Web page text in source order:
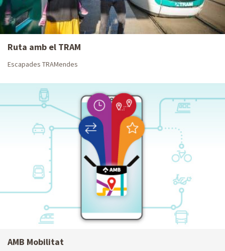
Ruta amb el TRAM
Escapades TRAMendes
AMB Mobilitat